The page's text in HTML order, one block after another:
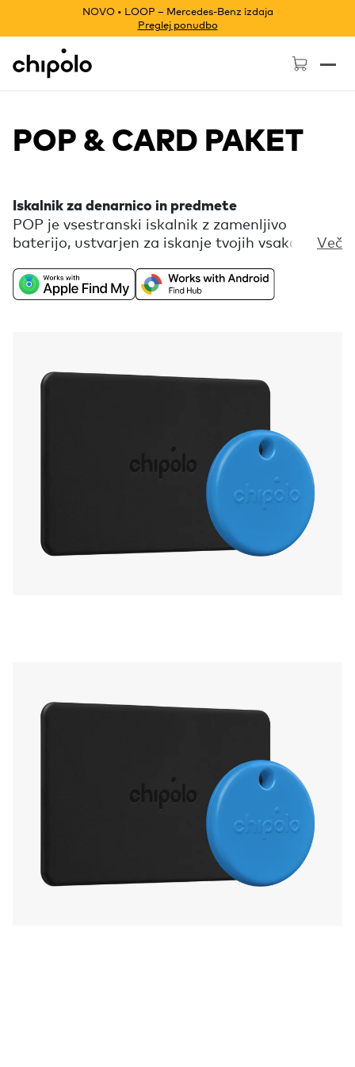
NOVO • LOOP – Mercedes-Benz izdaja
Preglej ponudbo
Chipolo - Home page
POP & CARD PAKET
Iskalnik za denarnico in predmete
POP je vsestranski iskalnik z zamenljivo
baterijo, ustvarjen za iskanje tvojih vsakdanjih
iskalnik, ki se popolno prilega tvoji denarnici in
drugim tankim predmetom. Oba iskalnika
Chipolo.
Več